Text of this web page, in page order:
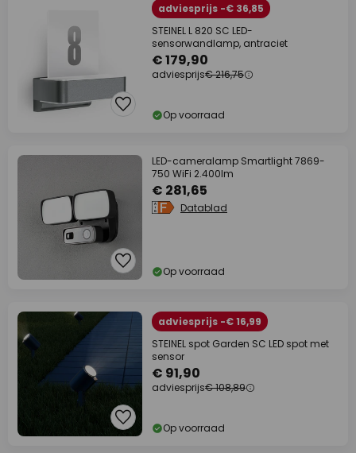
adviesprijs -€ 36,85
STEINEL L 820 SC LED-
sensorwandlamp, antraciet
€ 179,90
adviesprijs€ 216,75
Op voorraad
LED-cameralamp Smartlight 7869-
750 WiFi 2.400lm
€ 281,65
Datablad
Op voorraad
adviesprijs -€ 16,99
STEINEL spot Garden SC LED spot met
sensor
€ 91,90
adviesprijs€ 108,89
Op voorraad